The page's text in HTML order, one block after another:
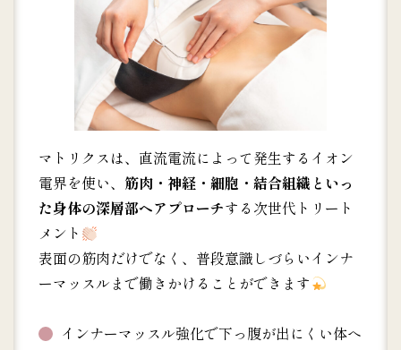
マトリクスは、直流電流によって発生するイオン
電界を使い、 筋肉・神経・細胞・結合組織といっ
た身体の深層部ヘアプローチする次世代トリート
メント
表面の筋肉だけでなく、普段意識しづらいインナ
ーマッスルまで働きかけることができます
インナーマッスル強化で下っ腹が出にくい体へ